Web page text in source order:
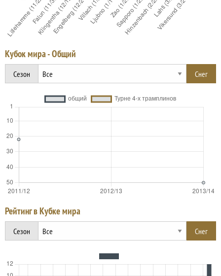
Кубок мира - Общий
Сезон
Рейтинг в Кубке мира
Сезон